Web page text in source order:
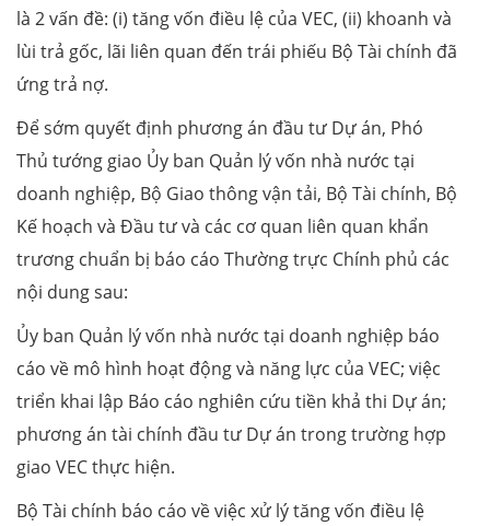
là 2 vấn đề: (i) tăng vốn điều lệ của VEC, (ii) khoanh và
lùi trả gốc, lãi liên quan đến trái phiếu Bộ Tài chính đã
ứng trả nợ.
Để sớm quyết định phương án đầu tư Dự án, Phó
Thủ tướng giao Ủy ban Quản lý vốn nhà nước tại
doanh nghiệp, Bộ Giao thông vận tải, Bộ Tài chính, Bộ
Kế hoạch và Đầu tư và các cơ quan liên quan khẩn
trương chuẩn bị báo cáo Thường trực Chính phủ các
nội dung sau:
Ủy ban Quản lý vốn nhà nước tại doanh nghiệp báo
cáo về mô hình hoạt động và năng lực của VEC; việc
triển khai lập Báo cáo nghiên cứu tiền khả thi Dự án;
phương án tài chính đầu tư Dự án trong trường hợp
giao VEC thực hiện.
Bộ Tài chính báo cáo về việc xử lý tăng vốn điều lệ